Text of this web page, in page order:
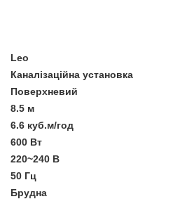
Leo
Каналізаційна установка
Поверхневий
8.5 м
6.6 куб.м/год
600 Вт
220~240 В
50 Гц
Брудна